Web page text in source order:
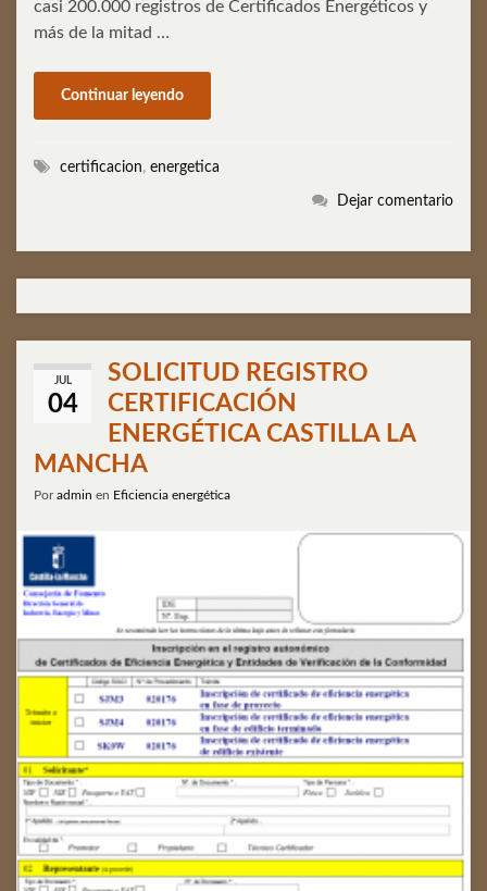
casi 200.000 registros de Certificados Energéticos y
más de la mitad …
Continuar leyendo
certificacion, energetica
Dejar comentario
JUL
04
SOLICITUD REGISTRO
CERTIFICACIÓN
ENERGÉTICA CASTILLA LA
MANCHA
Poradmin en Eficiencia energética